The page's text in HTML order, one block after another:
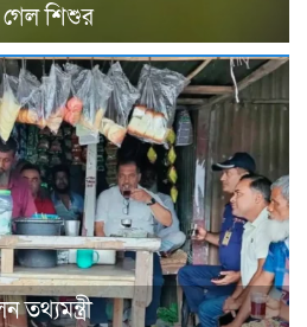
গেল শিশুর
তথ্যমন্ত্রী